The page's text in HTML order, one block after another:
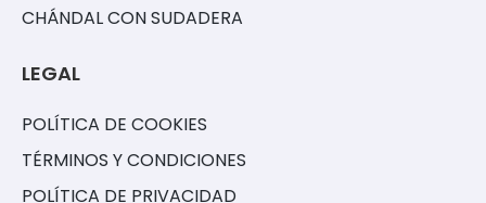
CHÁNDAL CON SUDADERA
LEGAL
POLÍTICA DE COOKIES
TÉRMINOS Y CONDICIONES
POLÍTICA DE PRIVACIDAD